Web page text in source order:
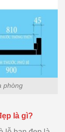
phòng
là gì?